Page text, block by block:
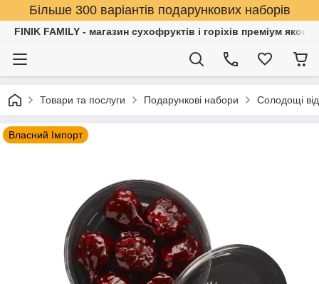
Більше 300 варіантів подарункових наборів
FINIK FAMILY - магазин сухофруктів і горіхів преміум якості
Товари та послуги Подарункові набори Солодощі
Власний Імпорт